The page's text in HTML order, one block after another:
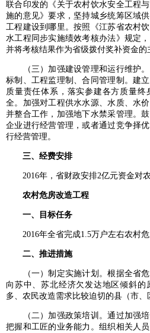
联合印发的《关于农村饮水安全工程
施的意见》要求，坚持城乡统筹区域
工程建设到哪里。按照《江苏省农村
水工程同步实施绩效考核办法》规定
并将考核结果作为省级拨付奖补资金的
（三）加强建设管理和运行维护。
标制、工程监理制、合同管理制。建
质量责任体系，落实参建各方质量
全。加强对工程供水水源、水质、水
并整合工作，加强地下水禁采管理。
企业进行经营管理，或者通过竞争择
行经营管理。
三、经费安排
2016年，省财政安排2亿元资金对农
农村危房改造工程
一、目标任务
2016年全省完成1.5万户左右农村危
二、推进措施
（一）制定实施计划。根据全省危
向苏中、苏北经济欠发达地区倾斜
多、农民改造需求比较迫切的县（市、
（二）加强政策培训。通过加强培
把握和工匠的业务能力。组织相关人